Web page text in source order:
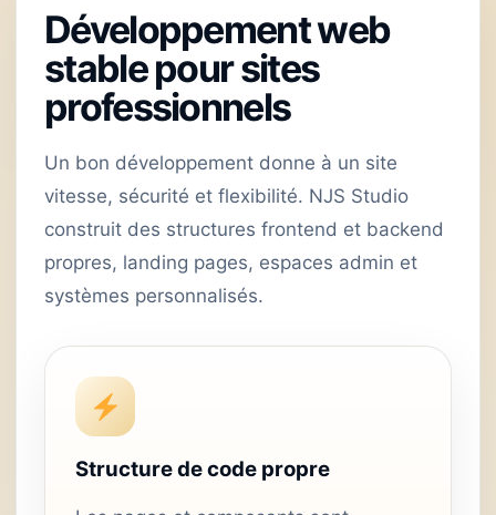
Développement web
stable pour sites
professionnels
Un bon développement donne à un site
vitesse, sécurité et flexibilité. NJS Studio
construit des structures frontend et backend
propres, landing pages, espaces admin et
systèmes personnalisés.
Structure de code propre